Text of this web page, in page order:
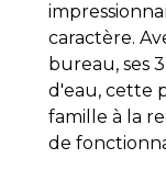
caractère.
bureau, ses
d'eau, cette
famille à la
de